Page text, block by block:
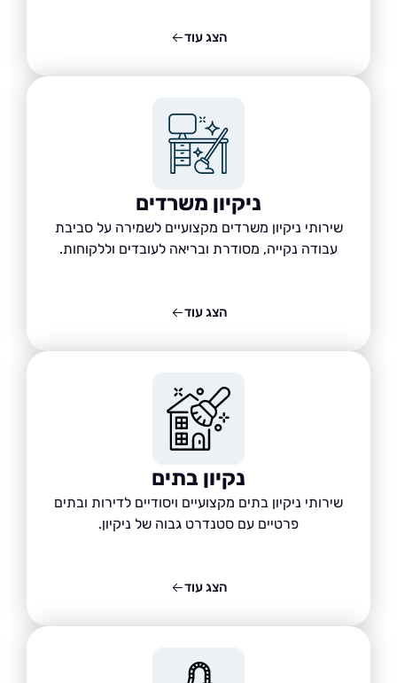
ניקיון משרדים
שירותי ניקיון משרדים מקצועיים לשמירה על סביבת
עבודה נקייה, מסודרת ובריאה לעובדים וללקוחות.
נקיון בתים
שירותי ניקיון בתים מקצועיים ויסודיים לדירות ובתים
פרטיים עם סטנדרט גבוה של ניקיון.